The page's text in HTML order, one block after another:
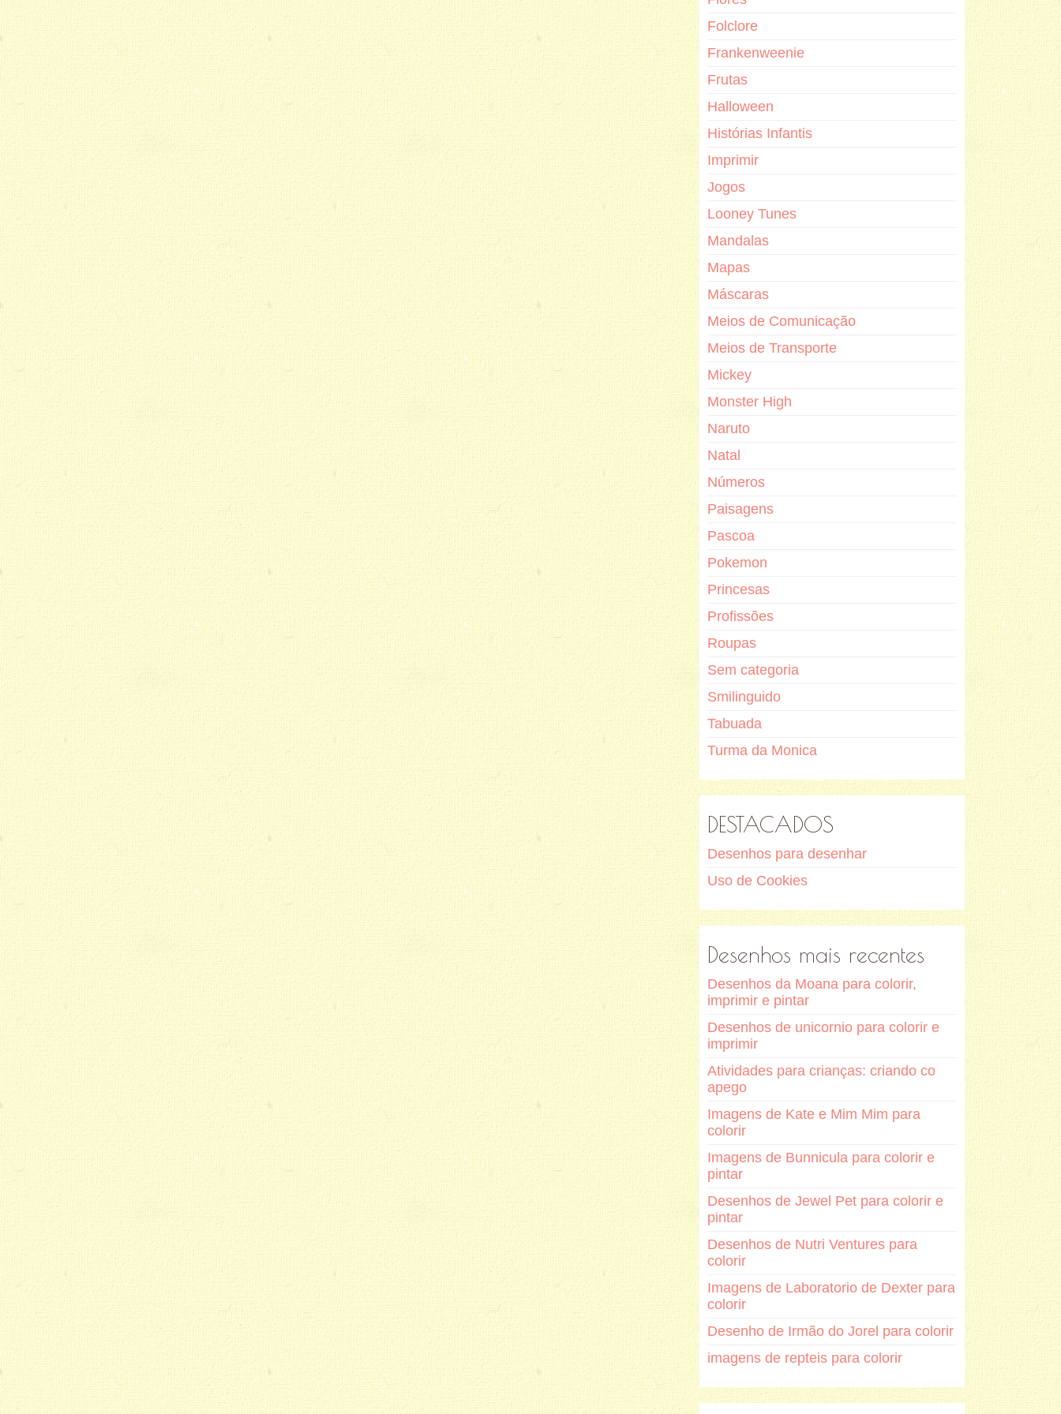
Folclore
Frankenweenie
Frutas
Halloween
Histórias Infantis
Imprimir
Jogos
Looney Tunes
Mandalas
Mapas
Máscaras
Meios de Comunicação
Meios de Transporte
Mickey
Monster High
Naruto
Natal
Números
Paisagens
Pascoa
Pokemon
Princesas
Profissões
Roupas
Sem categoria
Smilinguido
Tabuada
Turma da Monica
DESTACADOS
Desenhos para desenhar
Uso de Cookies
Desenhos mais recentes
Desenhos da Moana para colorir,
imprimir e pintar
Desenhos de unicornio para colorir e
imprimir
Atividades para crianças: criando co
apego
Imagens de Kate e Mim Mim para
colorir
Imagens de Bunnicula para colorir e
pintar
Desenhos de Jewel Pet para colorir e
pintar
Desenhos de Nutri Ventures para
colorir
Imagens de Laboratorio de Dexter para
colorir
Desenho de Irmão do Jorel para colorir
imagens de repteis para colorir